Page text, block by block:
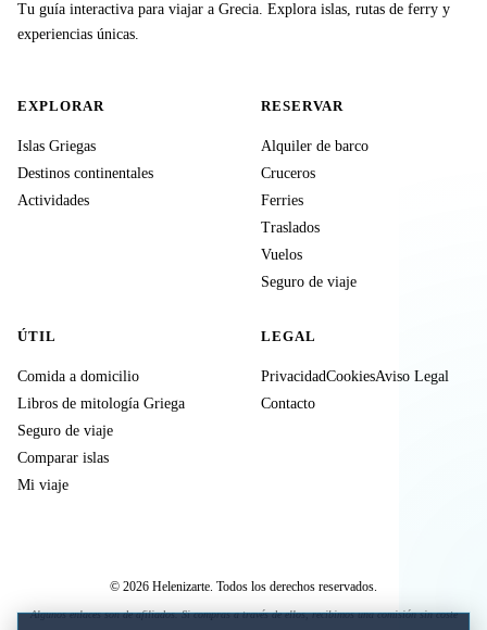
Tu guía interactiva para viajar a Grecia. Explora islas, rutas de ferry y
experiencias únicas.
EXPLORAR
Islas Griegas
Destinos continentales
Actividades
RESERVAR
Alquiler de barco
Cruceros
Ferries
Traslados
Vuelos
Seguro de viaje
ÚTIL
Comida a domicilio
Libros de mitología Griega
Seguro de viaje
Comparar islas
Mi viaje
LEGAL
PrivacidadCookiesAviso Legal
Contacto
© 2026 Helenizarte. Todos los derechos reservados.
Algunos enlaces son de afiliados. Si compras a través de ellos, recibimos una comisión sin coste